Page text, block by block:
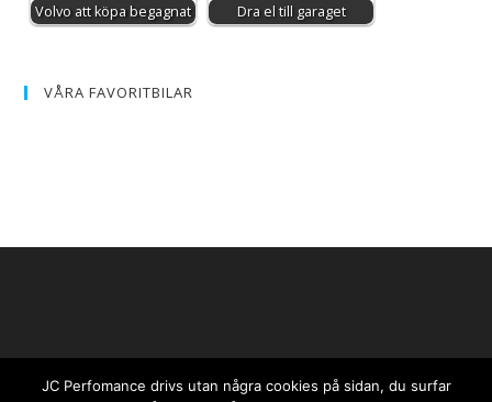
Volvo att köpa begagnat Dra el till garaget
VÅRA FAVORITBILAR
JC Perfomance drivs utan några cookies på sidan, du surfar